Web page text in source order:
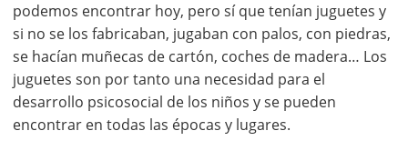
podemos encontrar hoy, pero sí que tenían juguetes y
si no se los fabricaban, jugaban con palos, con piedras,
se hacían muñecas de cartón, coches de madera… Los
juguetes son por tanto una necesidad para el
desarrollo psicosocial de los niños y se pueden
encontrar en todas las épocas y lugares.